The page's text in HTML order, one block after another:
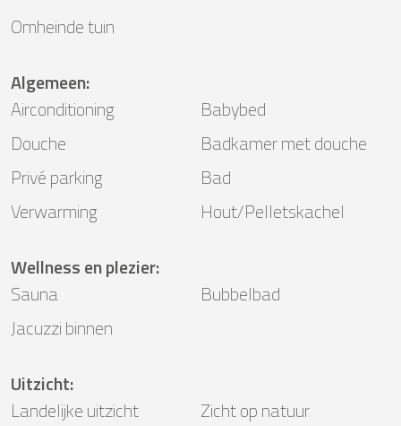
Omheinde tuin
Algemeen:
Airconditioning
Babybed
Douche
Badkamer met douche
Privé parking
Bad
Verwarming
Hout/Pelletskachel
Wellness en plezier:
Sauna
Bubbelbad
Jacuzzi binnen
Uitzicht:
Landelijke uitzicht
Zicht op natuur